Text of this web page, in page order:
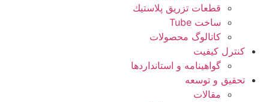
قطعات تزريق پلاستيك
ساخت Tube
کاتالوگ محصولات
کنترل کیفیت
گواهينامه و استانداردها
تحقيق و توسعه
مقالات